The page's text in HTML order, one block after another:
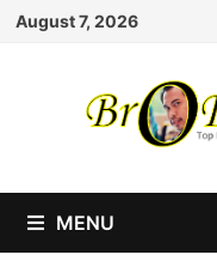
Skip
August 7, 2026
MENU